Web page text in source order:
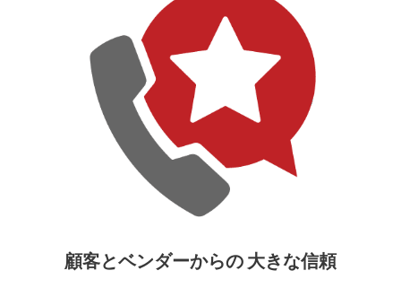
顧客とベンダーからの 大きな信頼